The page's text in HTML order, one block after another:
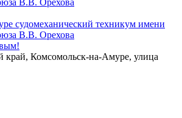
судомеханический техникум имени
В.В. Орехова
край, Комсомольск-на-Амуре, улица